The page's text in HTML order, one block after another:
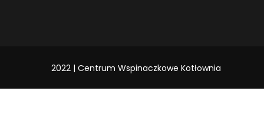
2022 | Centrum Wspinaczkowe Kotłownia